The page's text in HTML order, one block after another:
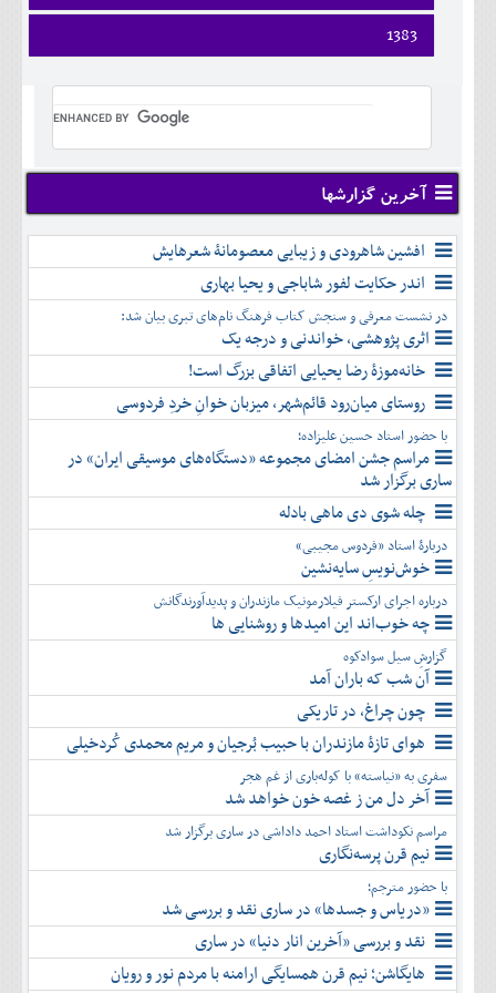
شهريور
مهر
آبان
آذر
تير
مرداد
شهريور
مهر
دی
بهمن
اسفند
ارديبهشت
خرداد
تير
مرداد
آبان
آذر
دی
بهمن
اسفند
فروردين
ارديبهشت
خرداد
شهريور
مهر
آبان
آذر
دی
بهمن
اسفند
1383
فروردين
تير
مرداد
شهريور
مهر
آبان
آذر
دی
بهمن
اسفند
آخرین گزارشها
افشین شاهرودی و زیبایی معصومانۀ شعرهایش
اندر حکایت لفور شاباجی و یحیا بهاری
در نشست معرفی و سنجش کتاب فرهنگ نام‌های تبری بیان شد:
اثری پژوهشی، خواندنی و درجه یک
خانه‌موزۀ رضا یحیایی اتفاقی بزرگ است!
روستای میان‌رود قائم‌شهر، میزبان خوانِ خردِ فردوسی
با حضور استاد حسین علیزاده؛
مراسم جشن امضای مجموعه «دستگاه‌های موسیقی ایران» در
ساری برگزار شد
چله شوی دی ماهی بادله
دربارۀ استاد «فردوس مجیبی»
خوش‌نویسِ سایه‌نشین
درباره اجرای ارکستر فیلارمونیک مازندران و پدیدآورندگانش
چه خوب‌اند این امیدها و روشنایی ها
گزارشِ سیل سوادکوه
آن شب که باران آمد
چون چراغ، در تاریکی
هوای تازۀ مازندران با حبیب بُرجیان و مریم محمدی کُردخیلی
سفری به «نیاسته» با کوله‌باری از غم هجر
آخر دل من ز غصه خون خواهد شد
مراسم نکوداشت استاد احمد داداشی در ساری برگزار شد
نیم قرن پرسه‌نگاری
با حضور مترجم؛
«دریاس و جسدها» در ساری نقد و بررسی شد
نقد و بررسی «آخرین انار دنیا» در ساری
هایگاشن؛ نیم قرن همسایگی ارامنه با مردم نور و رویان